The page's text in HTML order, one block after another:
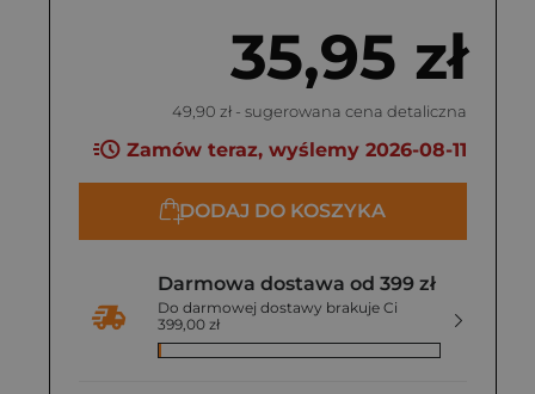
35,95 zł
49,90 zł - sugerowana cena detaliczna
Zamów teraz, wyślemy 2026-08-11
DODAJ DO KOSZYKA
Darmowa dostawa od 399 zł
Do darmowej dostawy brakuje Ci
399,00 zł